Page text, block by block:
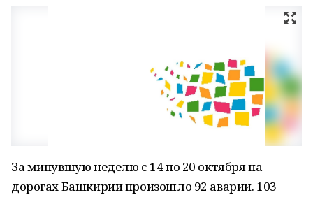
За минувшую неделю с 14 по 20 октября на
дорогах Башкирии произошло 92 аварии. 103